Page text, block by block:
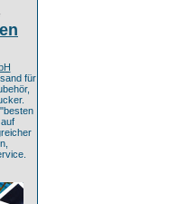
für